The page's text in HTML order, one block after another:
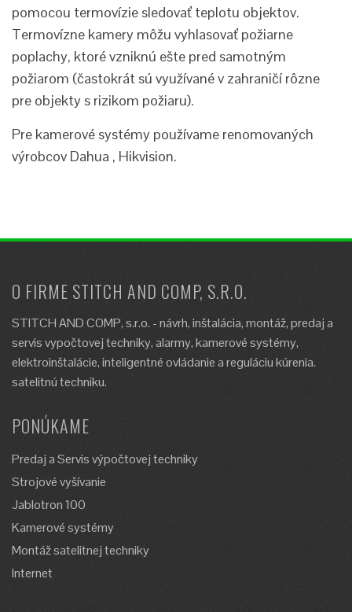
pomocou termovízie sledovať teplotu objektov.
Termovízne kamery môžu vyhlasovať požiarne
poplachy, ktoré vzniknú ešte pred samotným
požiarom (častokrát sú využívané v zahraničí rôzne
pre objekty s rizikom požiaru).
Pre kamerové systémy používame renomovaných
výrobcov Dahua , Hikvision.
O FIRME STITCH AND COMP, S.R.O.
STITCH AND COMP, s.r.o. - návrh, inštalácia, montáž, predaj a
servis vypočtovej techniky, alarmy, kamerové systémy,
elektroinštalácie, inteligentné ovládanie a reguláciu kúrenia.
satelitnú techniku.
PONÚKAME
Predaj a Servis výpočtovej techniky
Strojové vyšívanie
Jablotron 100
Kamerové systémy
Montáž satelitnej techniky
Internet